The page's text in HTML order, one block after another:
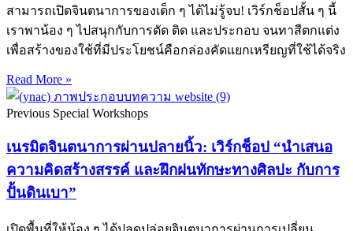
สามารถเปิดจินตนาการของเด็ก ๆ ได้ไม่รู้จบ! เวิร์กช็อปสั้น ๆ นี้
เราพาน้อง ๆ ไปสนุกกับการตัด ติด และประกอบ จนทาสีตกแต่ง
เพื่อสร้างของใช้ที่มีประโยชน์คือกล่องคัดแยกเหรียญที่ใช้ได้จริง
Read More »
Previous Special Workshops
เนรมิตจินตนาการผ่านปลายนิ้ว: เวิร์กช็อป “นำเสนอ
ความคิดสร้างสรรค์ และฝึกฝนทักษะทางศิลปะ กับการ
ปั้นดินเบา”